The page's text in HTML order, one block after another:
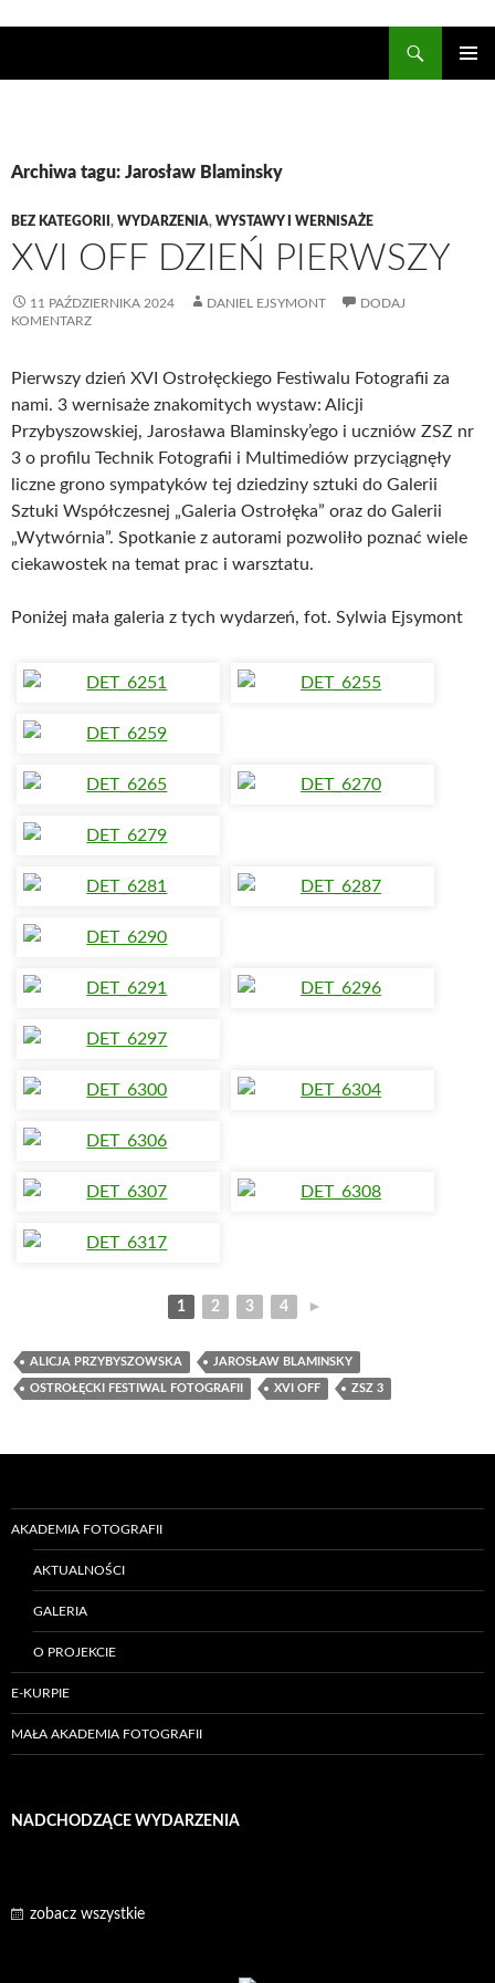
Archiwa tagu: Jarosław Blaminsky
BEZ KATEGORII , WYDARZENIA, WYSTAWY I WERNISAŻE
XVI OFF DZIEŃ PIERWSZY
11 PAŹDZIERNIKA 2024 DANIEL EJSYMONT
DODAJ
KOMENTARZ
Pierwszy dzień XVI Ostrołęckiego Festiwalu Fotografii za
nami. 3 wernisaże znakomitych wystaw: Alicji
Przybyszowskiej, Jarosława Blaminsky’ego i uczniów ZSZ nr
3 o profilu Technik Fotografii i Multimediów przyciągnęły
liczne grono sympatyków tej dziedziny sztuki do Galerii
Sztuki Współczesnej „Galeria Ostrołęka” oraz do Galerii
„Wytwórnia”. Spotkanie z autorami pozwoliło poznać wiele
ciekawostek na temat prac i warsztatu.
Poniżej mała galeria z tych wydarzeń, fot. Sylwia Ejsymont
1 2 3 4 ►
ALICJA PRZYBYSZOWSKA JAROSŁAW BLAMINSKY
OSTROŁĘCKI FESTIWAL FOTOGRAFII XVI OFF ZSZ 3
AKADEMIA FOTOGRAFII
AKTUALNOŚCI
GALERIA
O PROJEKCIE
E-KURPIE
MAŁA AKADEMIA FOTOGRAFII
NADCHODZĄCE WYDARZENIA
zobacz wszystkie